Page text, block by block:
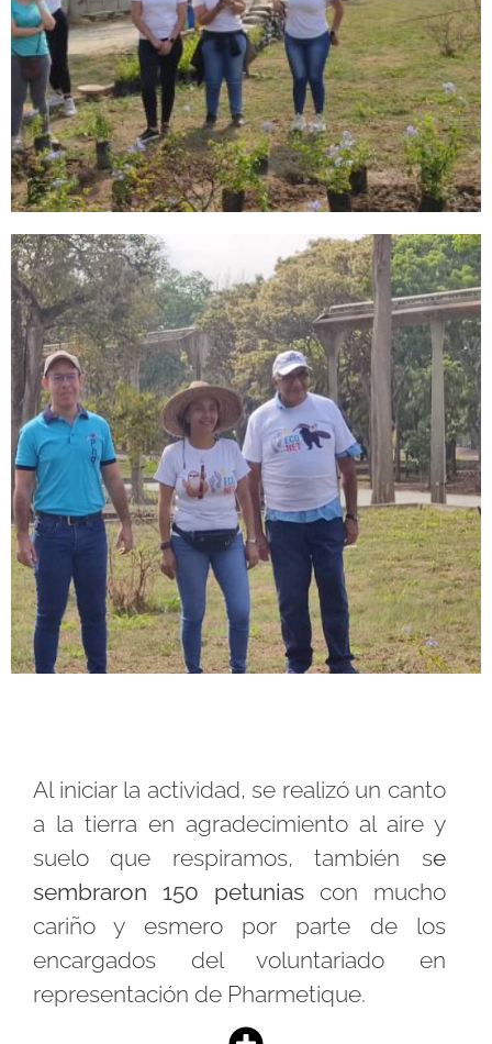
Al iniciar la actividad, se realizó un canto
a la tierra en agradecimiento al aire y
suelo que respiramos, también se
sembraron 150 petunias
con mucho
cariño y esmero por parte de los
encargados del voluntariado en
representación de Pharmetique.